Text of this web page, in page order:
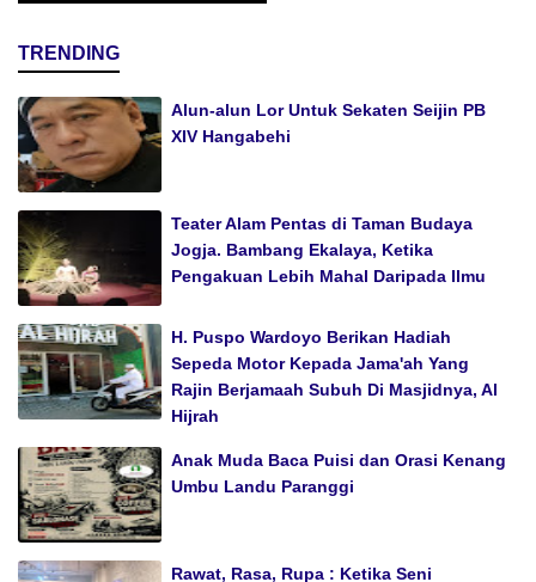
TRENDING
Alun-alun Lor Untuk Sekaten Seijin PB
XIV Hangabehi
Teater Alam Pentas di Taman Budaya
Jogja. Bambang Ekalaya, Ketika
Pengakuan Lebih Mahal Daripada Ilmu
H. Puspo Wardoyo Berikan Hadiah
Sepeda Motor Kepada Jama'ah Yang
Rajin Berjamaah Subuh Di Masjidnya, Al
Hijrah
Anak Muda Baca Puisi dan Orasi Kenang
Umbu Landu Paranggi
Rawat, Rasa, Rupa : Ketika Seni